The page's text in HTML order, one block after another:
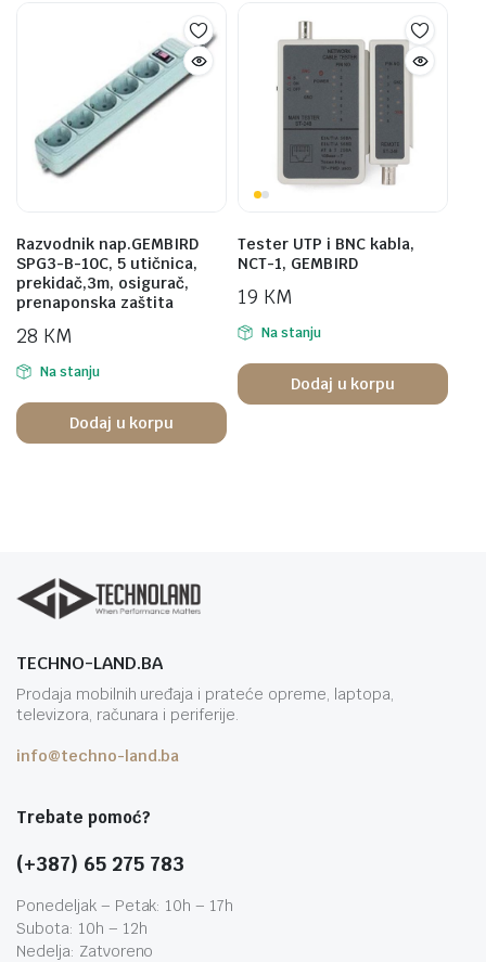
Razvodnik nap.GEMBIRD
SPG3-B-10C, 5 utičnica,
prekidač,3m, osigurač,
prenaponska zaštita
28 KM
Na stanju
Dodaj u korpu
Tester UTP i BNC kabla,
NCT-1, GEMBIRD
19 KM
Na stanju
Dodaj u korpu
TECHNO-LAND.BA
Prodaja mobilnih uređaja i prateće opreme, laptopa,
televizora, računara i periferije.
info@techno-land.ba
Trebate pomoć?
(+387) 65 275 783
Ponedeljak – Petak: 10h – 17h
Subota: 10h – 12h
Nedelja: Zatvoreno